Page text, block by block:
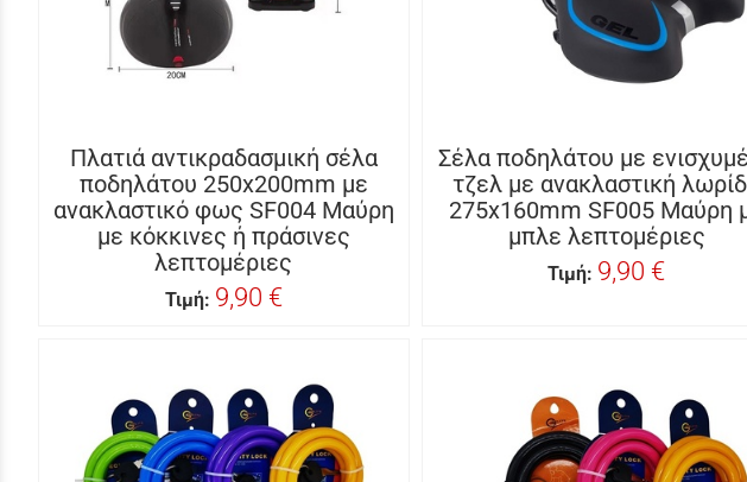
Πλατιά αντικραδασμική σέλα
ποδηλάτου 250x200mm με
ανακλαστικό φως SF004 Μαύρη
με κόκκινες ή πράσινες
λεπτομέριες
Τιμή: 9,90 €
Σέλα ποδηλάτου με
τζελ με ανακλαστική
275x160mm SF005 Μαύρη
μπλε λεπτομέριες
Τιμή: 9,90 €